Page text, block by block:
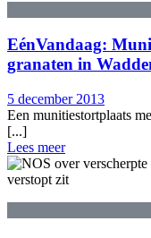
EénVandaag:
granaten in
5 december 2013
Een munitiestortplaats
[...]
Lees meer